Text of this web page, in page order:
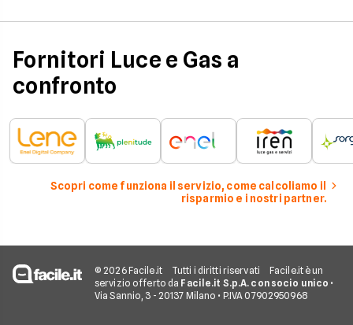
considerazione per
Fornitori Luce e Gas a
confronto
Scopri come funziona il servizio, come calcoliamo il
risparmio e i nostri partner.
© 2026 Facile.it Tutti i diritti riservati
Facile.it è un
servizio offerto da Facile.it S.p.A. con socio unico •
Via Sannio, 3 - 20137 Milano • P.IVA 07902950968